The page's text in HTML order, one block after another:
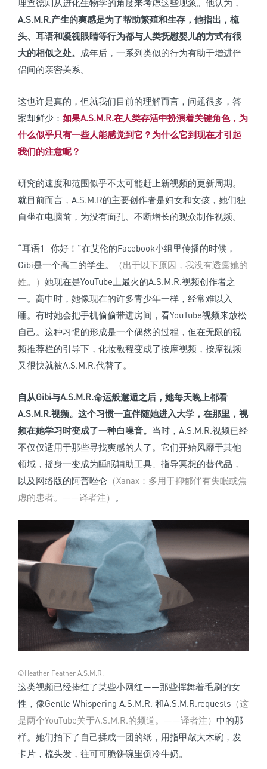
理查德则从进化生物学的角度来考虑这些现象。他认为，
A.S.M.R.产生的爽感是为了帮助繁殖和生存，他指出，梳
头、耳语和凝视眼睛等行为都与人类抚慰婴儿的方式有很
大的相似之处。
成年后，一系列类似的行为有助于增进伴
侣间的亲密关系。
这也许是真的，但就我们目前的理解而言，问题很多，答
案却鲜少： 如果A.S.M.R.在人类存活中扮演着关键角色，为
什么似乎只有一些人能感觉到它？ 为什么它到现在才引起
我们的注意呢？
研究的速度和范围似乎不太可能赶上新视频的更新周期。
就目前而言，A.S.M.R的主要创作者是妇女和女孩，她们独
自坐在电脑前，为没有面孔、不断增长的观众制作视频。
“耳语1 -你好！”在艾伦的Facebook小组里传播的时候，
Gibi是一个高二的学生。
（出于以下原因，我没有透露她的
姓。） 她现在是YouTube上最火的A.S.M.R.视频创作者之
一。高中时，她像现在的许多青少年一样，经常难以入
睡。有时她会把手机偷偷带进房间，看YouTube视频来放松
自己。这种习惯的形成是一个偶然的过程，但在无限的视
频推荐栏的引导下，化妆教程变成了按摩视频，按摩视频
又很快就被A.S.M.R.代替了。
自从Gibi与A.S.M.R.命运般邂逅之后，她每天晚上都看
A.S.M.R.视频。 这个习惯一直伴随她进入大学，在那里，视
频在她学习时变成了一种白噪音。 当时，A.S.M.R.视频已经
不仅仅适用于那些寻找爽感的人了。它们开始风靡于其他
领域，摇身一变成为睡眠辅助工具、指导冥想的替代品，
以及网络版的阿普唑仑 （Xanax：多用于抑郁伴有失眠或焦
虑的患者。——译者注）
。
©Heather Feather A.S.M.R.
这类视频已经捧红了某些小网红——那些挥舞着毛刷的女
性，像Gentle Whispering A.S.M.R. 和A.S.M.R.requests （这
是两个YouTube关于A.S.M.R.的频道。——译者注） 中的那
样。她们拍下了自己揉成一团的纸，用指甲敲大木碗，发
卡片，梳头发，往可可脆饼碗里倒冷牛奶。